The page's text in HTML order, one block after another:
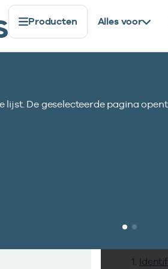
Producten Alles voor
lijst. De geselecteerde pagina